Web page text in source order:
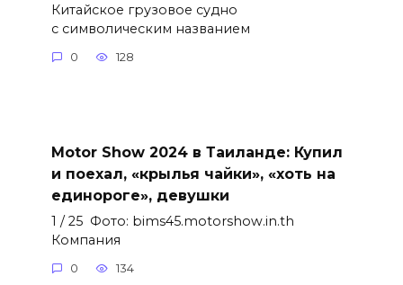
Китайское грузовое судно
с символическим названием
0 128
Motor Show 2024 в Таиланде: Купил
и поехал, «крылья чайки», «хоть на
единороге», девушки
1 / 25 Фото: bims45.motorshow.in.th
Компания
0 134